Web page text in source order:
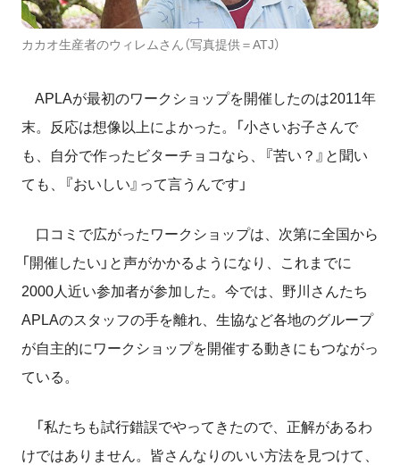
カカオ生産者のウィレムさん（写真提供＝ATJ）
APLAが最初のワークショップを開催したのは2011年
末。反応は想像以上によかった。「小さいお子さんで
も、自分で作ったビターチョコなら、『苦い？』と聞い
ても、『おいしい』って言うんです」
口コミで広がったワークショップは、次第に全国から
「開催したい」と声がかかるようになり、これまでに
2000人近い参加者が参加した。今では、野川さんたち
APLAのスタッフの手を離れ、生協など各地のグループ
が自主的にワークショップを開催する動きにもつながっ
ている。
「私たちも試行錯誤でやってきたので、正解があるわ
けではありません。皆さんなりのいい方法を見つけて、